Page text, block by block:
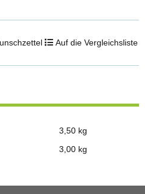
Auf die Vergleichsliste
3,50 kg
3,00 kg